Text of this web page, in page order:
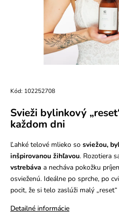
Kód: 102252708
Svieži bylinkový
každom dni
Ľahké telové mlieko so sviežou,
inšpirovanou žihľavou. Rozotiera
vstrebáva a necháva pokožku
osvieženú. Ideálne po sprche, po
pocit, že si telo zaslúži malý
Detailné informácie